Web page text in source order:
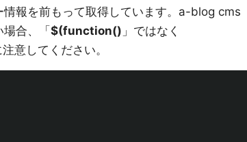
報を前もって取得しています。a-blog cms
場合、「$(function() 」ではなく
意してください。